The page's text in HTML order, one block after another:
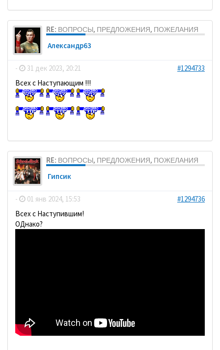
RE: ВОПРОСЫ, ПРЕДЛОЖЕНИЯ, ПОЖЕЛАНИЯ
Александр63
- 31 дек 2023, 20:21
#1294733
Всех с Наступающим !!!
RE: ВОПРОСЫ, ПРЕДЛОЖЕНИЯ, ПОЖЕЛАНИЯ
Гипсик
- 01 янв 2024, 15:53
#1294736
Всех с Наступившим!
ОДнако?